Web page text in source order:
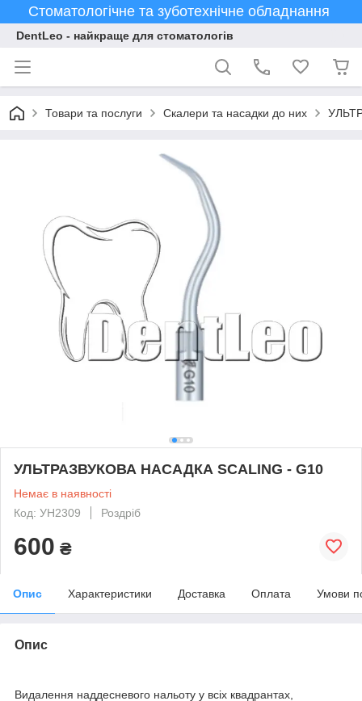
Стоматологічне та зуботехнічне обладнання
DentLeo - найкраще для стоматологів
Товари та послуги Скалери та насадки до них
УЛЬТРАЗВУКОВА НАСАДКА SCALING - G10
Немає в наявності
Код: УН2309
Роздріб
600 ₴
Опис Характеристики Доставка Оплата Умови
Опис
Видалення наддесневого нальоту у всіх квадрантах,